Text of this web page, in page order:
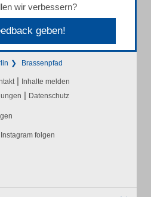
wir verbessern?
geben!
Brassenpfad
| Inhalte melden
| Datenschutz
folgen